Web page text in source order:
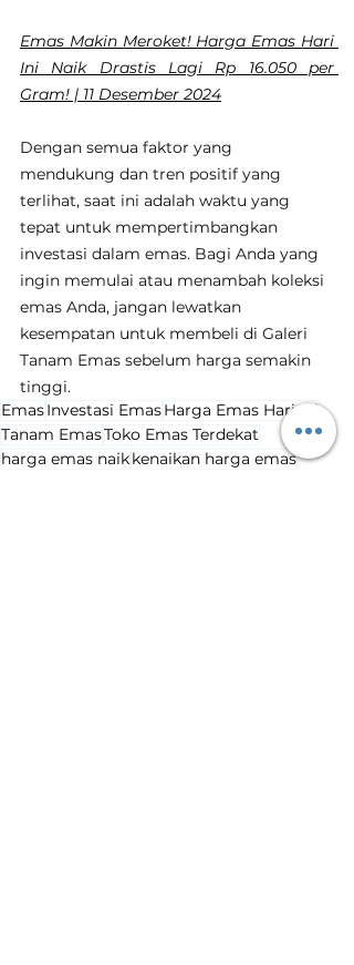
Emas Makin Meroket! Harga Emas Hari
Ini Naik Drastis Lagi Rp 16.050 per
Gram! | 11 Desember 2024
Dengan semua faktor yang
mendukung dan tren positif yang
terlihat, saat ini adalah waktu yang
tepat untuk mempertimbangkan
investasi dalam emas. Bagi Anda yang
ingin memulai atau menambah koleksi
emas Anda, jangan lewatkan
kesempatan untuk membeli di Galeri
Tanam Emas sebelum harga semakin
tinggi.
EmasInvestasi EmasHarga Emas Hari Ini
Tanam EmasToko Emas Terdekat
harga emas naikkenaikan harga emas